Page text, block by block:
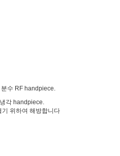
수 RF handpiece.
각 handpiece.
위하여 해방합니다